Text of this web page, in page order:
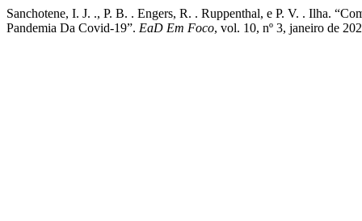
Sanchotene, I. J. ., P. B. . Engers, R. . Ruppenthal, e P. V. . Ilha.
Pandemia Da Covid-19”. EaD Em Foco, vol. 10, nº 3, janeiro de